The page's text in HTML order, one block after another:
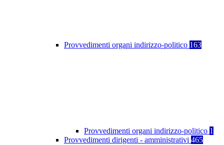
Provvedimenti organi indirizzo-politico 163
Provvedimenti organi indirizzo-politico 1
Provvedimenti dirigenti - amministrativi 465